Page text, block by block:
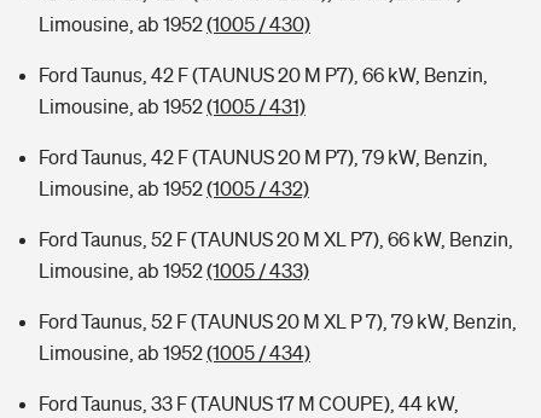
Limousine, ab 1952(1005 / 430)
Ford Taunus, 42 F (TAUNUS 20 M P7), 66 kW, Benzin,
Limousine, ab 1952(1005 / 431)
Ford Taunus, 42 F (TAUNUS 20 M P7), 79 kW, Benzin,
Limousine, ab 1952(1005 / 432)
Ford Taunus, 52 F (TAUNUS 20 M XL P7), 66 kW, Benzin,
Limousine, ab 1952(1005 / 433)
Ford Taunus, 52 F (TAUNUS 20 M XL P 7), 79 kW, Benzin,
Limousine, ab 1952(1005 / 434)
Ford Taunus, 33 F (TAUNUS 17 M COUPE), 44 kW,